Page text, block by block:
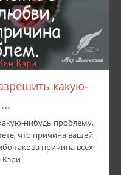
какую-
нибудь проблему,
что причина вашей
такова причина всех
Кэри